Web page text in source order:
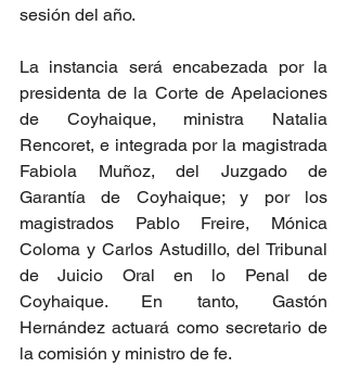
sesión del año.
La instancia será encabezada por la
presidenta de la Corte de Apelaciones
de Coyhaique, ministra Natalia
Rencoret, e integrada por la magistrada
Fabiola Muñoz, del Juzgado de
Garantía de Coyhaique; y por los
magistrados Pablo Freire, Mónica
Coloma y Carlos Astudillo, del Tribunal
de Juicio Oral en lo Penal de
Coyhaique. En tanto, Gastón
Hernández actuará como secretario de
la comisión y ministro de fe.